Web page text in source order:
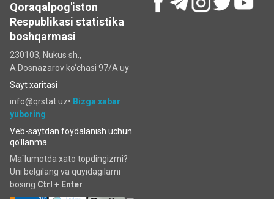
Qoraqalpog'iston
Respublikasi statistika
boshqarmasi
230103, Nukus sh.,
A.Dosnazarov ko‘chаsi 97/A uy
Sayt xaritasi
info@qrstat.uz• Bizga xabar
yuboring
Veb-saytdan foydalanish uchun
qo'llanma
Ma`lumotda xato topdingizmi?
Uni belgilang va quyidagilarni
bosing Ctrl + Enter